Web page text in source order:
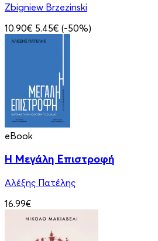
Zbigniew Brzezinski
10.90€ 5.45€ (-50%)
eBook
Η Μεγάλη Επιστροφή
Αλέξης Πατέλης
16.99€